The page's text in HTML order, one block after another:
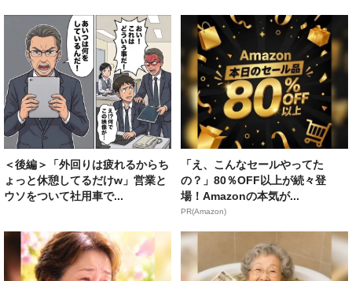
＜後編＞「外回りは疲れるからち
ょっと休憩してるだけw」営業と
ウソをついて社用車で...
「え、こんなセールやってた
の？」80％OFF以上が続々登
場！Amazonの本気が...
PR(Amazon)